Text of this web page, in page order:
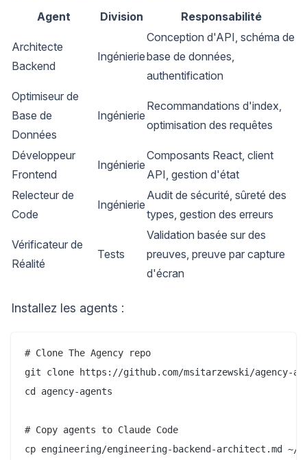
Agent Division Responsabilité
Architecte
Backend
Ingénierie
Conception d'API, schéma de
base de données,
authentification
Optimiseur de
Base de
Données
Ingénierie
Recommandations d'index,
optimisation des requêtes
Développeur
Frontend
Ingénierie
Composants React, client
API, gestion d'état
Relecteur de
Code
Ingénierie
Audit de sécurité, sûreté des
types, gestion des erreurs
Vérificateur de
Réalité
Tests
Validation basée sur des
preuves, preuve par capture
d'écran
Installez les agents :
# Clone The Agency repo
git clone https://github.com/msitarzewski/agency-
cd agency-agents
# Copy agents to Claude Code
cp engineering/engineering-backend-architect.md ~/